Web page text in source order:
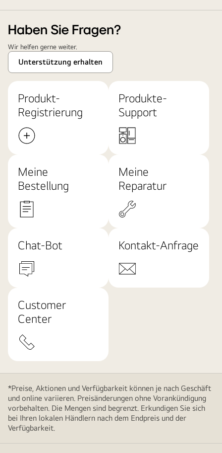
Haben Sie Fragen?
Wir helfen gerne weiter.
Unterstützung erhalten
Produkt-
Registrierung
Produkte-
Support
Meine
Bestellung
Meine
Reparatur
Chat-Bot Kontakt-Anfrage
Customer
Center
*Preise, Aktionen und Verfügbarkeit können je nach Geschäft
und online variieren. Preisänderungen ohne Vorankündigung
vorbehalten. Die Mengen sind begrenzt. Erkundigen Sie sich
bei Ihren lokalen Händlern nach dem Endpreis und der
Verfügbarkeit.